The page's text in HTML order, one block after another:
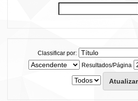
Classificar por:
Resultados/Página